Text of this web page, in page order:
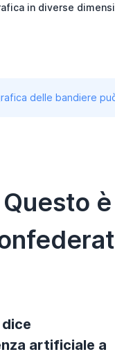
in diverse
delle bandiere
Questo
artificiale a